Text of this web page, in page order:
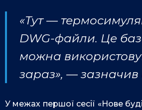
«Тут —
DWG-файли. Це
можна
зараз», — зазначив
У межах першої сесії «Нове